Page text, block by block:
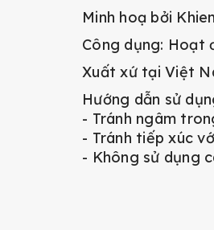
Minh hoạ bởi
Công dụng: Hoạt
Xuất xứ tại Việt
Hướng dẫn sử
- Tránh ngâm
- Tránh tiếp xúc
- Không sử dụng